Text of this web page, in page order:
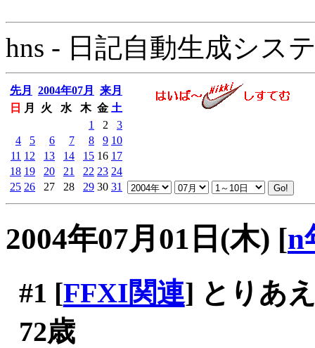
hns - 日記自動生成シス
先月 2004年07月
来月
日
月 火 水 木 金 土
1
2
3
4
5 6 7 8 9 10
11 12 13 14 15 16 17
18 19 20 21 22 23 24
25 26 27 28 29 30 31
2004年07月01日(木) [n
#1 [FFXI関連] とりあ
72歳